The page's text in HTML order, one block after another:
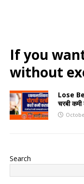
If you
without
Lose
चरबी कमी
Search